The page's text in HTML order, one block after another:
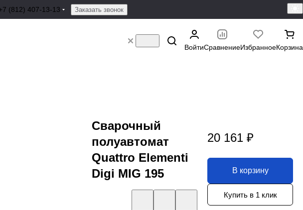
(812) 407-13-13 Заказать звонок
ВойтиСравнениеИзбранноеКорзина
Cварочный
полуавтомат
Quattro Elementi
Digi MIG 195
20 161 ₽
В корзину
Купить в 1 клик